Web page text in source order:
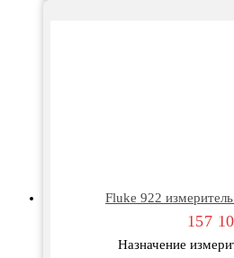
Fluke 922
157
Назначение